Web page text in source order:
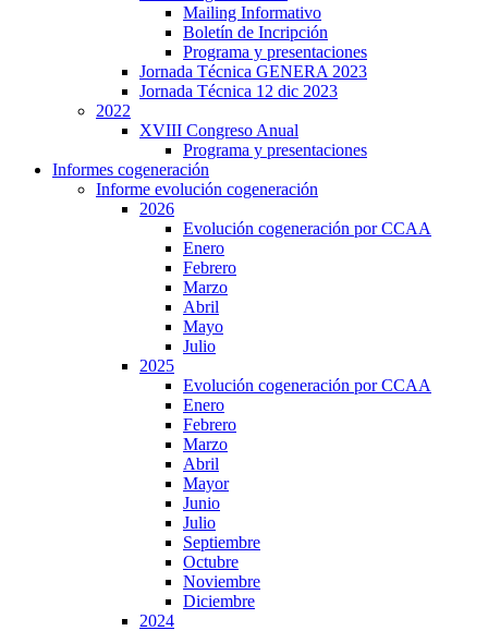
Mailing Informativo
Boletín de Incripción
Programa y presentaciones
Jornada Técnica GENERA 2023
Jornada Técnica 12 dic 2023
2022
XVIII Congreso Anual
Programa y presentaciones
Informes cogeneración
Informe evolución cogeneración
2026
Evolución cogeneración por CCAA
Enero
Febrero
Marzo
Abril
Mayo
Julio
2025
Evolución cogeneración por CCAA
Enero
Febrero
Marzo
Abril
Mayor
Junio
Julio
Septiembre
Octubre
Noviembre
Diciembre
2024